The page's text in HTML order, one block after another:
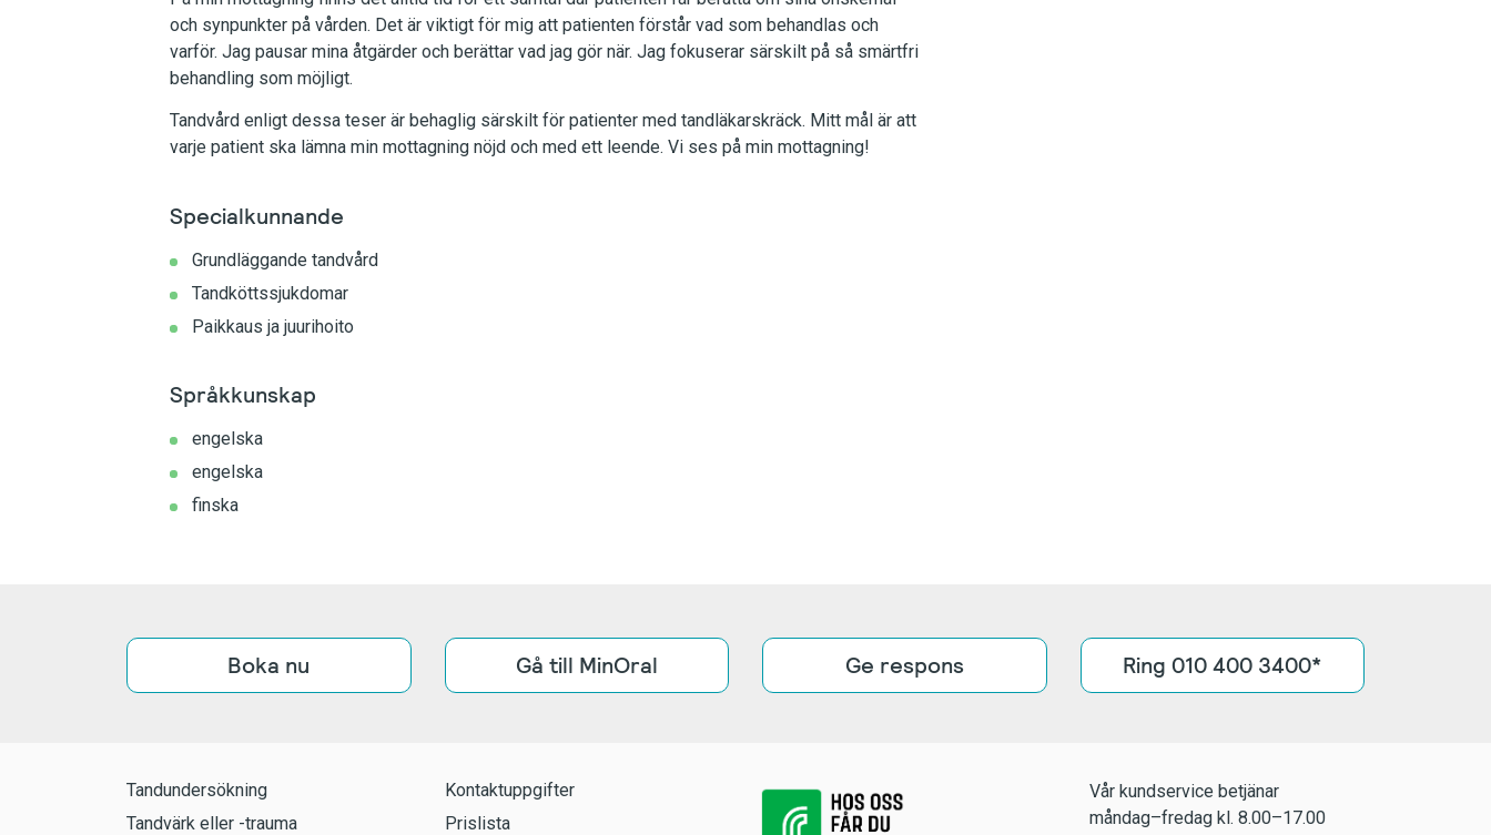
och synpunkter på vården. Det är viktigt för mig att patienten förstår vad som behandlas och
varför. Jag pausar mina åtgärder och berättar vad jag gör när. Jag fokuserar särskilt på så smärtfri
behandling som möjligt.
Tandvård enligt dessa teser är behaglig särskilt för patienter med tandläkarskräck. Mitt mål är att
varje patient ska lämna min mottagning nöjd och med ett leende. Vi ses på min mottagning!
Specialkunnande
Grundläggande tandvård
Tandköttssjukdomar
Paikkaus ja juurihoito
Språkkunskap
engelska
engelska
finska
Boka nu Gå till MinOral Ge respons Ring 010 400 3400*
Tandundersökning
Tandvärk eller -trauma
Kontaktuppgifter
Prislista
Vår kundservice betjänar
måndag–fredag kl. 8.00–17.00